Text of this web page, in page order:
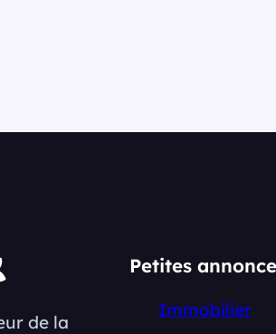
de la
Petites
Immobilier